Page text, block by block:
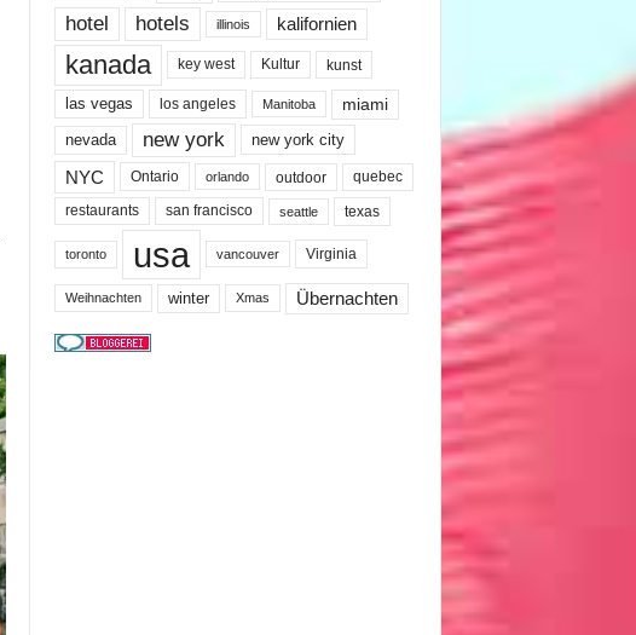
hotel
hotels illinois kalifornien
kanada key west Kultur kunst
las vegas los angeles Manitoba miami
nevada new york new york city
NYC Ontario orlando outdoor quebec
restaurants san francisco seattle texas
toronto usa vancouver Virginia
Weihnachten winter Xmas Übernachten